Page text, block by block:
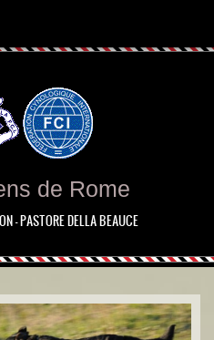
de Rome
- PASTORE DELLA BEAUCE